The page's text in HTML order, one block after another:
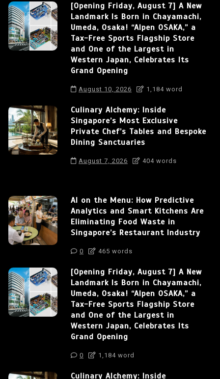
[Opening Friday, August 7] A New
Landmark Is Born in Chayamachi,
Umeda, Osaka! “Alpen OSAKA,” a
Tax-Free Sports Flagship Store
and One of the Largest in
Western Japan, Celebrates Its
Grand Opening
August 10, 2026 1,184 word
Culinary Alchemy: Inside
Singapore’s Most Exclusive
Private Chef’s Tables and Bespoke
Dining Sanctuaries
August 7, 2026 404 words
AI on the Menu: How Predictive
Analytics and Smart Kitchens Are
Eliminating Food Waste in
Singapore’s Restaurant Industry
0 465 words
[Opening Friday, August 7] A New
Landmark Is Born in Chayamachi,
Umeda, Osaka! “Alpen OSAKA,” a
Tax-Free Sports Flagship Store
and One of the Largest in
Western Japan, Celebrates Its
Grand Opening
0 1,184 word
Culinary Alchemy: Inside